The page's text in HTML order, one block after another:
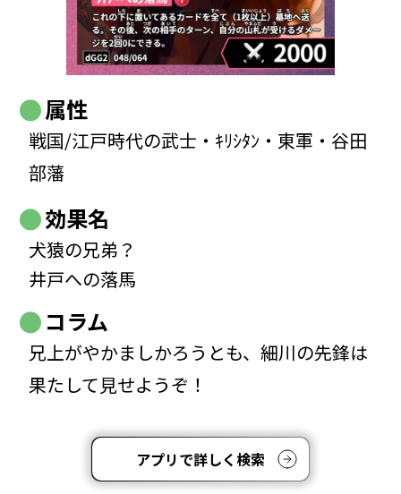
属性
戦国/江戸時代の武士・ｷﾘｼﾀﾝ・東軍・谷田
部藩
効果名
犬猿の兄弟？
井戸への落馬
コラム
兄上がやかましかろうとも、細川の先鋒は
果たして見せようぞ！
アプリで詳しく検索